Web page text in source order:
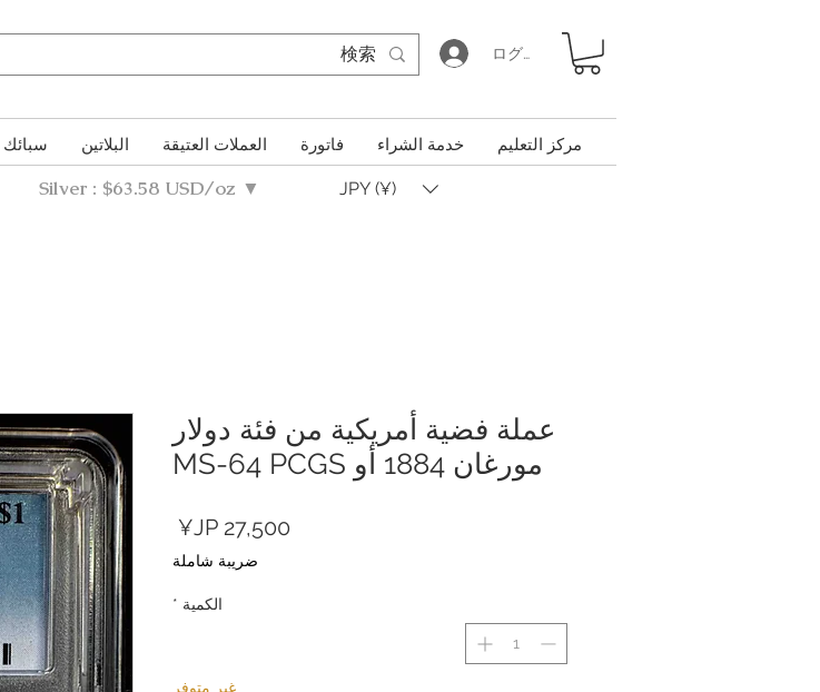
ログイン
سبائك البلاتين العملات العتيقة فاتورة خدمة الشراء مركز التعليم
Silver : $63.58 USD/oz ▼ JPY (¥)
عملة فضية أمريكية من فئة دولار
مورغان 1884 أو MS-64 PCGS
السعر
ضريبة شاملة
الكمية *
غير متوفر